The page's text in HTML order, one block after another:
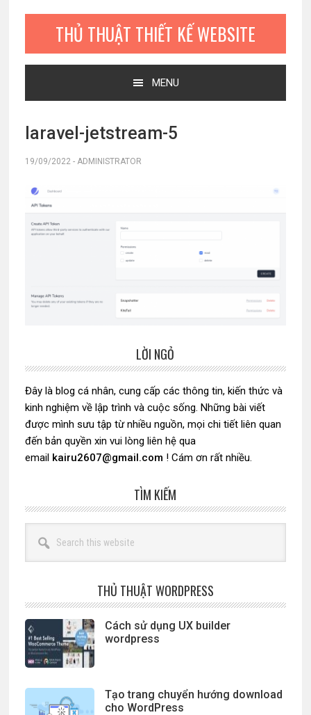
THỦ THUẬT THIẾT KẾ WEBSITE
MENU
laravel-jetstream-5
19/09/2022- ADMINISTRATOR
chính
LỜI NGỎ
Đây là blog cá nhân, cung cấp các thông tin, kiến thức và
kinh nghiệm về lập trình và cuộc sống. Những bài viết
được mình sưu tập từ nhiều nguồn, mọi chi tiết liên quan
đến bản quyền xin vui lòng liên hệ qua
email kairu2607@gmail.com ! Cám ơn rất nhiều.
TÌM KIẾM
this
website
THỦ THUẬT WORDPRESS
Cách sử dụng UX builder
wordpress
Tạo trang chuyển hướng download
cho WordPress